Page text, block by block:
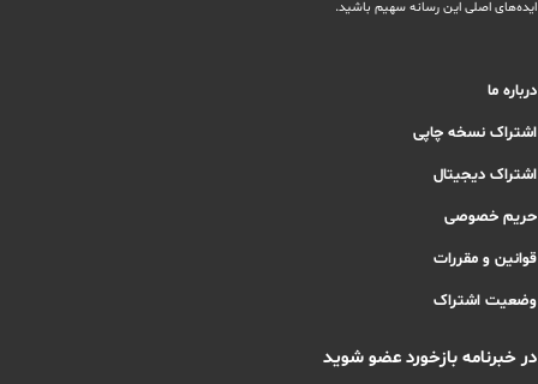
ایده‌های اصلی این رسانه سهیم باشید.
درباره ما
اشتراک نسخه چاپی
اشتراک دیجیتال
حریم خصوصی
قوانین و مقررات
وضعیت اشتراک
در خبرنامه بازخورد عضو شوید